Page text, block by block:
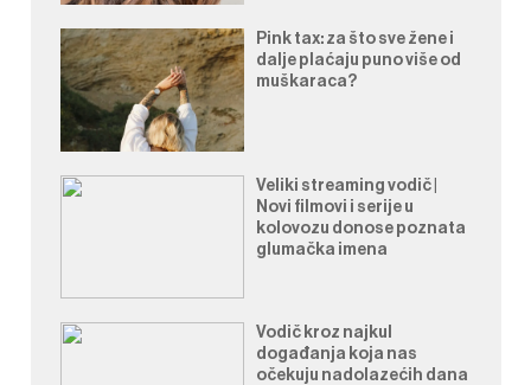
Pink tax: za što sve žene i
dalje plaćaju puno više od
muškaraca?
Veliki streaming vodič |
Novi filmovi i serije u
kolovozu donose poznata
glumačka imena
Vodič kroz najkul
događanja koja nas
očekuju nadolazećih dana